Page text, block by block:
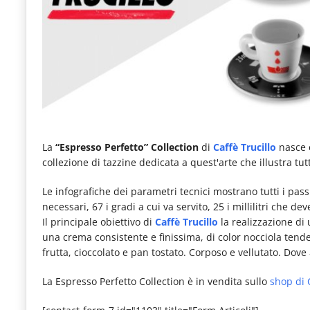
e
mondo
dei
consumi
fuoricasa,
del
Food
Service
e
La “Espresso Perfetto” Collection di Caffè Trucillo nasce
collezione di tazzine dedicata a quest'arte che illustra
Le infografiche dei parametri tecnici mostrano tutti i
necessari, 67 i gradi a cui va servito, 25 i millilitri che
Il principale obiettivo di Caffè Trucillo la realizzazione di
una crema consistente e finissima, di color nocciola
frutta, cioccolato e pan tostato. Corposo e vellutato.
La Espresso Perfetto Collection è in vendita sullo shop di